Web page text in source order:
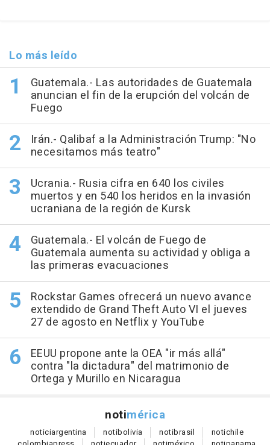
Lo más leído
Guatemala.- Las autoridades de Guatemala
anuncian el fin de la erupción del volcán de
Fuego
Irán.- Qalibaf a la Administración Trump: "No
necesitamos más teatro"
Ucrania.- Rusia cifra en 640 los civiles
muertos y en 540 los heridos en la invasión
ucraniana de la región de Kursk
Guatemala.- El volcán de Fuego de
Guatemala aumenta su actividad y obliga a
las primeras evacuaciones
Rockstar Games ofrecerá un nuevo avance
extendido de Grand Theft Auto VI el jueves
27 de agosto en Netflix y YouTube
EEUU propone ante la OEA "ir más allá"
contra "la dictadura" del matrimonio de
Ortega y Murillo en Nicaragua
notimérica
noticiargentina notibolivia notibrasil notichile